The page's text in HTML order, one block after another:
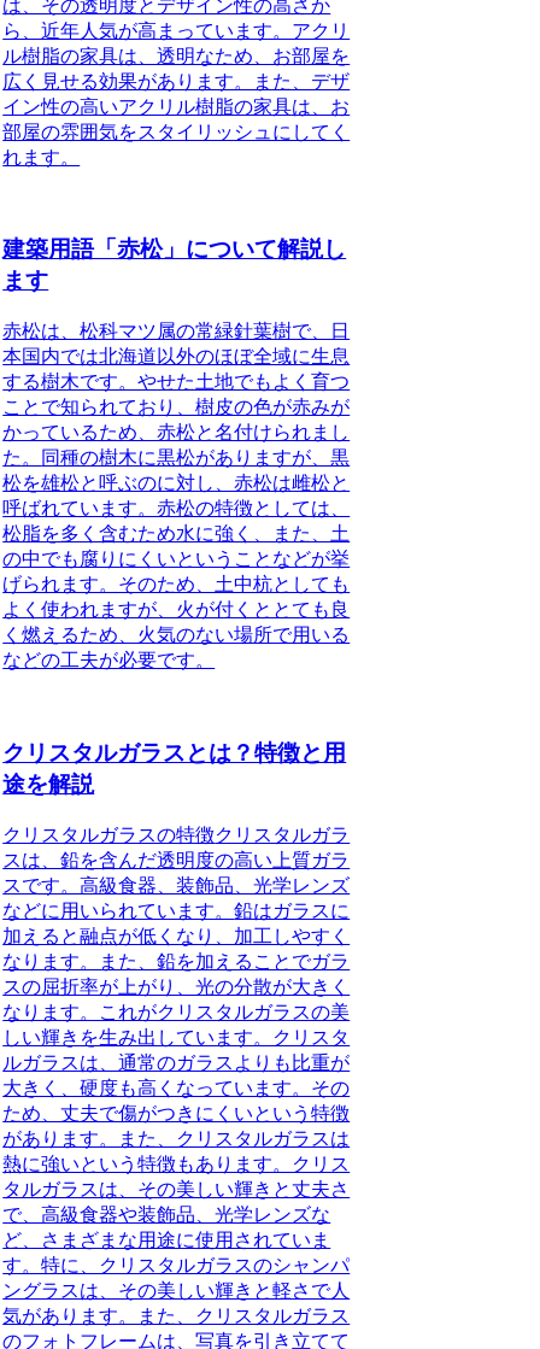
は、その透明度とデザイン性の高さか
ら、近年人気が高まっています。アクリ
ル樹脂の家具は、透明なため、お部屋を
広く見せる効果があります。また、デザ
イン性の高いアクリル樹脂の家具は、お
部屋の雰囲気をスタイリッシュにしてく
れます。
建築用語「赤松」について解説し
ます
赤松は、松科マツ属の常緑針葉樹で、日
本国内では北海道以外のほぼ全域に生息
する樹木です。やせた土地でもよく育つ
ことで知られており、樹皮の色が赤みが
かっているため、赤松と名付けられまし
た。
同種の樹木に黒松がありますが、黒
松を雄松と呼ぶのに対し、赤松は雌松と
呼ばれています。赤松の特徴としては、
松脂を多く含むため水に強く、また、土
の中でも腐りにくいということなどが挙
げられます。そのため、土中杭としても
よく使われますが、火が付くととても良
く燃えるため、火気のない場所で用いる
などの工夫が必要です。
クリスタルガラスとは？特徴と用
途を解説
クリスタルガラスの特徴クリスタルガラ
スは、鉛を含んだ透明度の高い上質ガラ
スです。高級食器、装飾品、光学レンズ
などに用いられています。鉛はガラスに
加えると融点が低くなり、加工しやすく
なります。また、鉛を加えることでガラ
スの屈折率が上がり、光の分散が大きく
なります。これがクリスタルガラスの美
しい輝きを生み出しています。クリスタ
ルガラスは、通常のガラスよりも比重が
大きく、硬度も高くなっています。その
ため、丈夫で傷がつきにくいという特徴
があります。また、クリスタルガラスは
熱に強いという特徴もあります。クリス
タルガラスは、その美しい輝きと丈夫さ
で、高級食器や装飾品、光学レンズな
ど、さまざまな用途に使用されていま
す。特に、クリスタルガラスのシャンパ
ングラスは、その美しい輝きと軽さで人
気があります。また、クリスタルガラス
のフォトフレームは、写真を引き立てて